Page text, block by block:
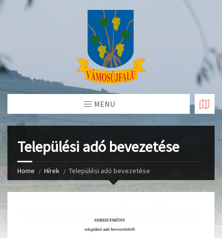
Skip
MENU
Települési adó bevezetése
Home Hírek Települési adó bevezetése